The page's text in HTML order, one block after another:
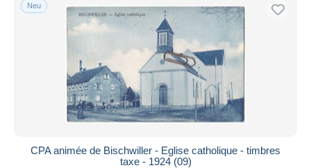
Neu
CPA animée de Bischwiller - Eglise catholique - timbres
taxe - 1924 (09)